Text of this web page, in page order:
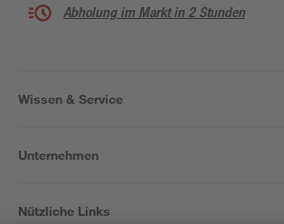
Abholung im Markt in 2 Stunden
Wissen & Service
Unternehmen
Nützliche Links